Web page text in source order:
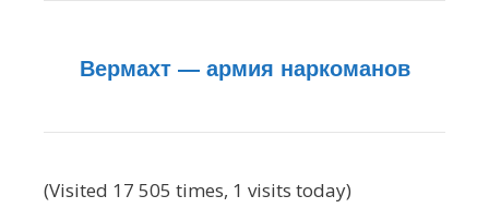
Вермахт — армия наркоманов
(Visited 17 505 times, 1 visits today)